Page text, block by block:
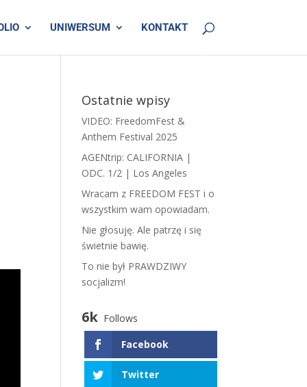
UNIWERSUM KONTAKT
Ostatnie wpisy
VIDEO: FreedomFest &
Anthem Festival 2025
AGENtrip: CALIFORNIA |
ODC. 1/2 | Los Angeles
Wracam z FREEDOM FEST i o
wszystkim wam opowiadam.
​N​ie głosuję. Ale patrzę i się
świetnie bawię.
To nie był PRAWDZIWY
socjalizm!
6k Follows
Facebook
Twitter